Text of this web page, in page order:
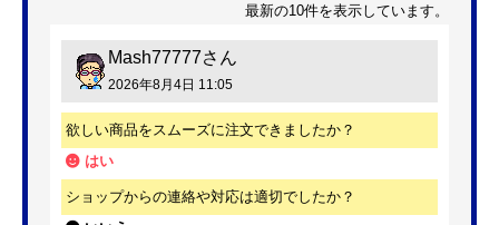
最新の10件を表示しています。
Mash77777さん
2026年8月4日 11:05
欲しい商品をスムーズに注文できましたか？
はい
ショップからの連絡や対応は適切でしたか？